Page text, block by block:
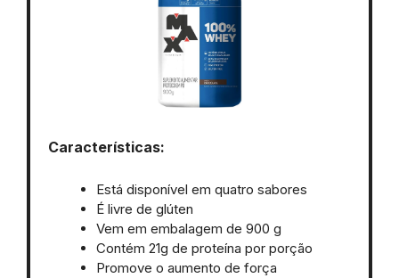
Características:
Está disponível em quatro sabores
É livre de glúten
Vem em embalagem de 900 g
Contém 21g de proteína por porção
Promove o aumento de força